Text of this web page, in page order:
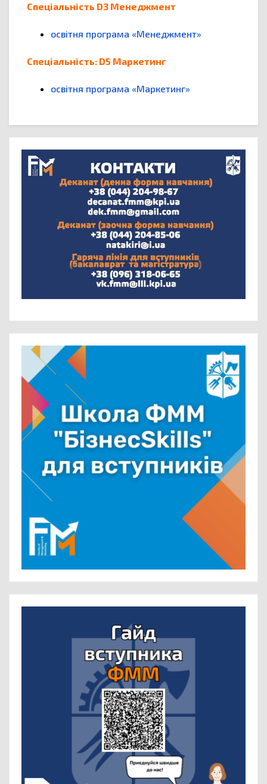
Спеціальність D3 Менеджмент
освітня програма «Менеджмент»
Спеціальність: D5 Маркетинг
освітня програма «Маркетинг»